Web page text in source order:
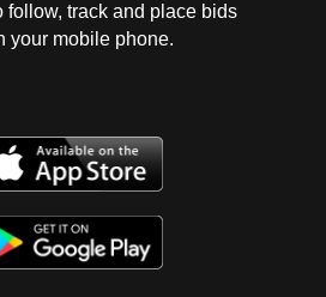
follow, track and place bids
your mobile phone.